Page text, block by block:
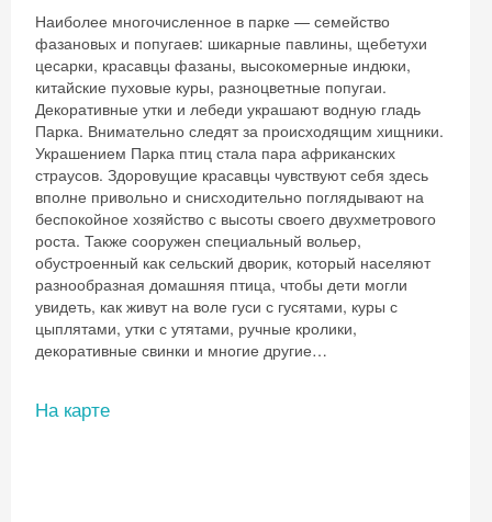
Наиболее многочисленное в парке — семейство
фазановых и попугаев: шикарные павлины, щебетухи
цесарки, красавцы фазаны, высокомерные индюки,
китайские пуховые куры, разноцветные попугаи.
Декоративные утки и лебеди украшают водную гладь
Парка. Внимательно следят за происходящим хищники.
Украшением Парка птиц стала пара африканских
страусов. Здоровущие красавцы чувствуют себя здесь
вполне привольно и снисходительно поглядывают на
беспокойное хозяйство с высоты своего двухметрового
роста. Также сооружен специальный вольер,
обустроенный как сельский дворик, который населяют
разнообразная домашняя птица, чтобы дети могли
увидеть, как живут на воле гуси с гусятами, куры с
цыплятами, утки с утятами, ручные кролики,
декоративные свинки и многие другие…
На карте